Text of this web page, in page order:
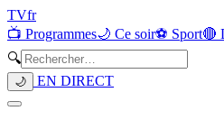
TVfr
📺 Programmes🌙 Ce soir⚽ Sport🔴
🔍
🌙 EN DIRECT